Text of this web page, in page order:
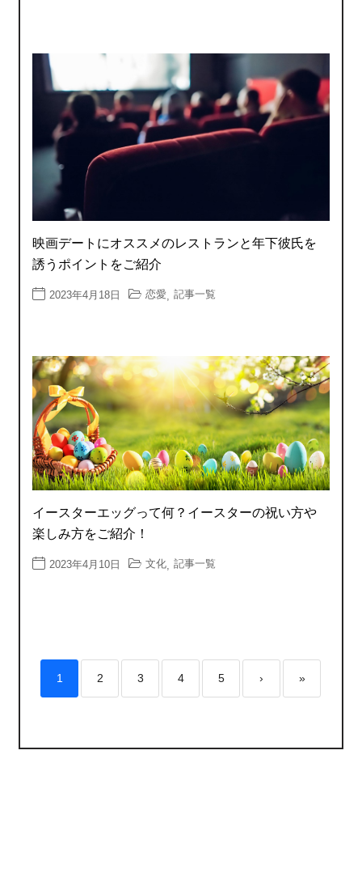
映画デートにオススメのレストランと年下彼氏を
誘うポイントをご紹介
2023年4月18日 恋愛, 記事一覧
イースターエッグって何？イースターの祝い方や
楽しみ方をご紹介！
2023年4月10日 文化, 記事一覧
1 2 3 4 5 › »